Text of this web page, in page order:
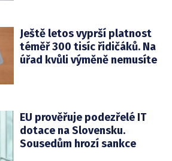
Ještě letos vyprší platnost
téměř 300 tisíc řidičáků. Na
úřad kvůli výměně nemusíte
EU prověřuje podezřelé IT
dotace na Slovensku.
Sousedům hrozí sankce